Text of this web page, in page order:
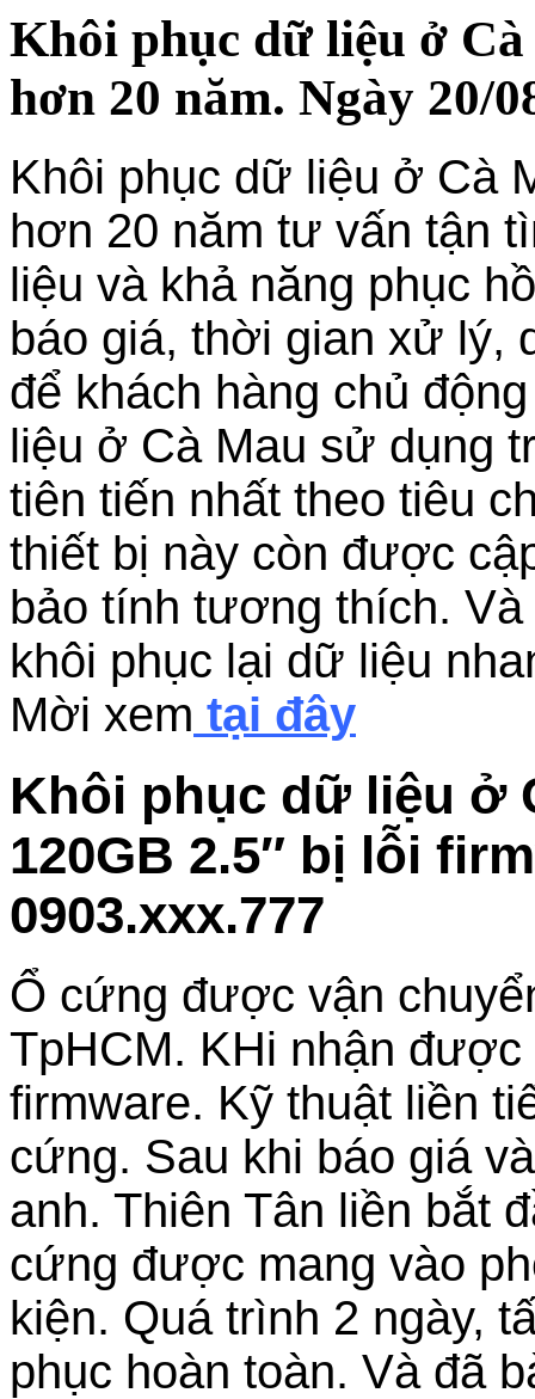
Khôi phục dữ liệu ở
hơn 20 năm. Ngày 20/
Khôi phục dữ liệu ở Cà
hơn 20 năm tư vấn tận
liệu và khả năng phục
báo giá, thời gian xử lý,
để khách hàng chủ
liệu ở Cà Mau sử dụng
tiên tiến nhất theo tiêu
thiết bị này còn được
bảo tính tương thích.
khôi phục lại dữ liệu
Mời xem tại đây
Khôi phục dữ liệu ở
120GB 2.5″ bị lỗi
0903.xxx.777
Ổ cứng được vận
TpHCM. KHi nhận
firmware. Kỹ thuật liền
cứng. Sau khi báo giá
anh. Thiên Tân liền bắt
cứng được mang vào
kiện. Quá trình 2 ngày,
phục hoàn toàn. Và đã